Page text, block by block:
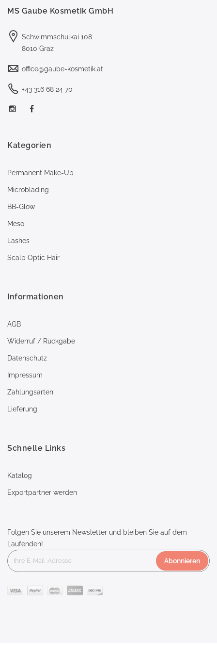
MS Gaube Kosmetik GmbH
Schwimmschulkai 108
8010 Graz
office@gaube-kosmetik.at
+43 316 68 24 70
Kategorien
Permanent Make-Up
Microblading
BB-Glow
Meso
Lashes
Scalp Optic Hair
Informationen
AGB
Widerruf / Rückgabe
Datenschutz
Impressum
Zahlungsarten
Lieferung
Schnelle Links
Katalog
Exportpartner werden
Folgen Sie unserem Newsletter und bleiben Sie auf dem
Laufenden!
Abonnieren